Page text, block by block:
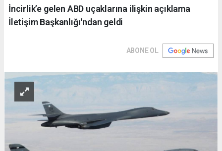
İncirlik’e gelen ABD uçaklarına ilişkin açıklama
İletişim Başkanlığı'ndan geldi
ABONE OL